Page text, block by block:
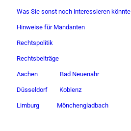
Was Sie sonst noch interessieren könnte
Hinweise für Mandanten
Rechtspolitik
Rechtsbeiträge
Aachen Bad Neuenahr
Düsseldorf Koblenz
Limburg Mönchengladbach